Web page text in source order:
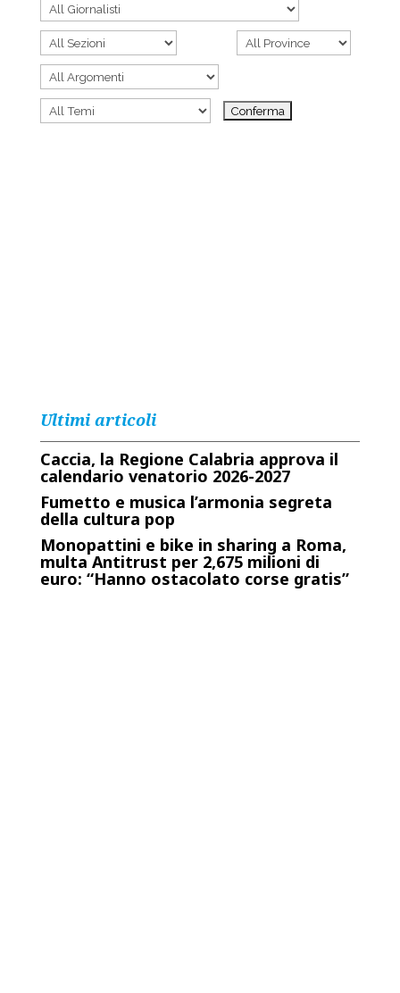
Ultimi articoli
Caccia, la Regione Calabria approva il
calendario venatorio 2026-2027
Fumetto e musica l’armonia segreta
della cultura pop
Monopattini e bike in sharing a Roma,
multa Antitrust per 2,675 milioni di
euro: “Hanno ostacolato corse gratis”